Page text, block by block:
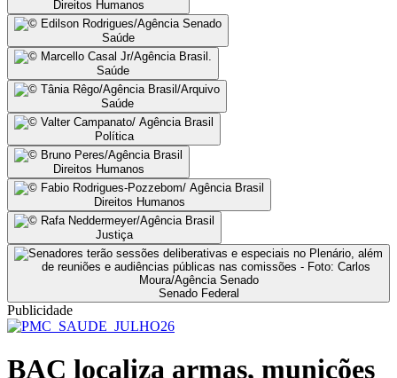
Direitos Humanos
Saúde
Saúde
Saúde
Política
Direitos Humanos
Direitos Humanos
Justiça
Senado Federal
Publicidade
BAC localiza armas, munições